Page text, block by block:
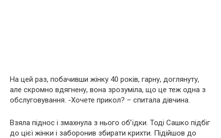
На цей раз, побачивши жінку 40 років, гарну, доглянуту,
але скромно вдягнену, вона зрозуміла, що це теж одна з
обслуговування. -Хочете прикол? – спитала дівчина.
Взяла піднос і змахнула з нього об’їдки. Тоді Сашко підбіг
до цієї жінки і заборонив збирати крихти. Підійшов до